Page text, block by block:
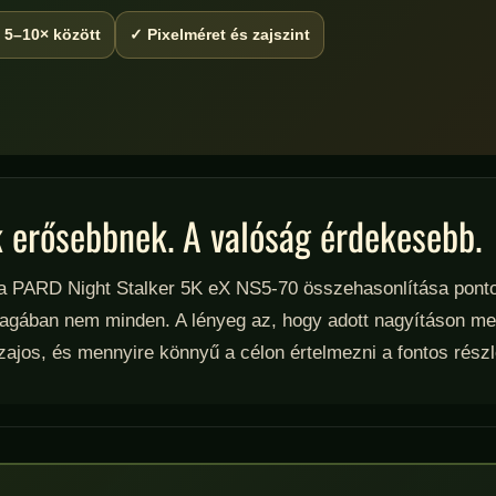
között ✓ Pixelméret és zajszint
A valóság érdekesebb.
PARD Night Stalker 5K eX NS5-70 összehasonlítása
nem minden. A lényeg az, hogy adott nagyításon
és mennyire könnyű a célon értelmezni a fontos